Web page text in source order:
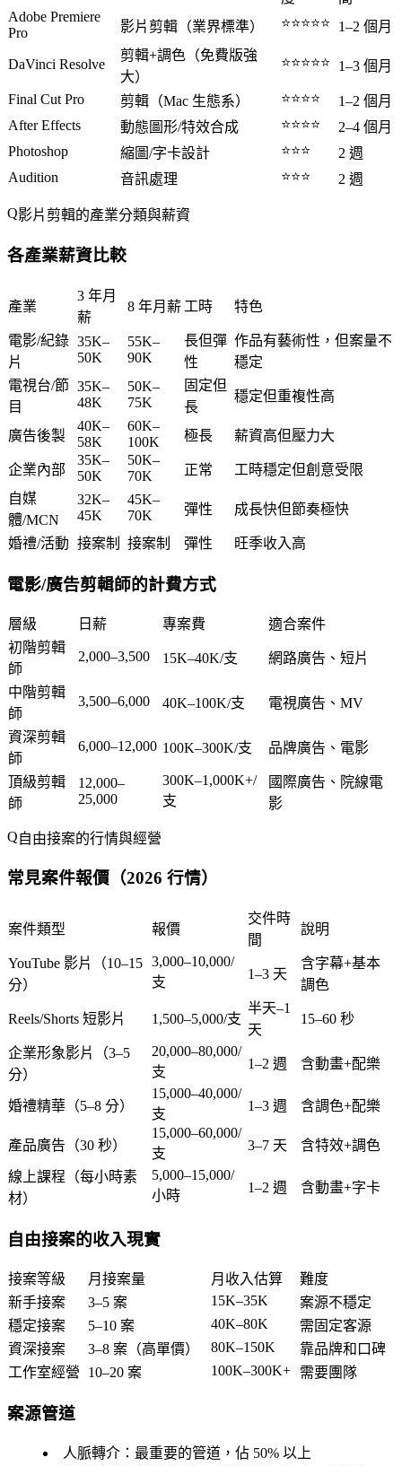
Adobe Premiere
Pro
影片剪輯（業界標準） ⭐⭐⭐⭐⭐ 1–2 個月
DaVinci Resolve
剪輯+調色（免費版強
大）
⭐⭐⭐⭐⭐ 1–3 個月
Final Cut Pro 剪輯（Mac 生態系） ⭐⭐⭐⭐
1–2 個月
After Effects
動態圖形/特效合成 ⭐⭐⭐⭐
2–4 個月
Photoshop
縮圖/字卡設計 ⭐⭐⭐
2 週
Audition
音訊處理 ⭐⭐⭐ 2 週
影片剪輯的產業分類與薪資
各產業薪資比較
產業
3 年月
薪
8 年月薪 工時 特色
電影/紀錄
片
35K–
50K
55K–
90K
長但彈
性
作品有藝術性，但案量不
穩定
電視台/節
目
35K–
48K
50K–
75K
固定但
長
穩定但重複性高
廣告後製
40K–
58K
60K–
100K
極長 薪資高但壓力大
企業內部
35K–
50K
50K–
70K
正常
工時穩定但創意受限
自媒
體/MCN
32K–
45K
45K–
70K
彈性 成長快但節奏極快
婚禮/活動 接案制 接案制 彈性 旺季收入高
電影/廣告剪輯師的計費方式
層級 日薪 專案費
適合案件
初階剪輯
師
2,000–3,500 15K–40K/支 網路廣告、短片
中階剪輯
師
3,500–6,000 40K–100K/支 電視廣告、MV
資深剪輯
師
6,000–12,000 100K–300K/支 品牌廣告、電影
頂級剪輯
師
12,000–
25,000
300K–1,000K+/
支
國際廣告、院線電
影
自由接案的行情與經營
常見案件報價（2026 行情）
案件類型 報價
交件時
間
說明
YouTube 影片（10–15
分）
3,000–10,000/
支
1–3 天
含字幕+基本
調色
Reels/Shorts 短影片 1,500–5,000/支
半天–1
天
15–60 秒
企業形象影片（3–5
分）
20,000–80,000/
支
1–2 週 含動畫+配樂
婚禮精華（5–8 分）
15,000–40,000/
支
1–3 週 含調色+配樂
產品廣告（30 秒）
15,000–60,000/
支
3–7 天 含特效+調色
線上課程（每小時素
材）
5,000–15,000/
小時
1–2 週 含動畫+字卡
自由接案的收入現實
接案等級 月接案量 月收入估算
難度
新手接案
3–5 案 15K–35K
案源不穩定
穩定接案
5–10 案 40K–80K
需固定客源
資深接案
3–8 案（高單價） 80K–150K
靠品牌和口碑
工作室經營
10–20 案 100K–300K+ 需要團隊
案源管道
人脈轉介 ：最重要的管道，佔 50% 以上